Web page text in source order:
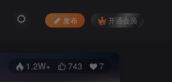
发布 开通会员
1.2W+ 743 7